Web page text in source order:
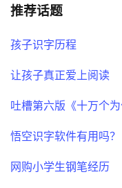
推荐话题
孩子识字历程
让孩子真正爱上阅读
吐槽第六版《十万个为
悟空识字软件有用吗？
网购小学生钢笔经历